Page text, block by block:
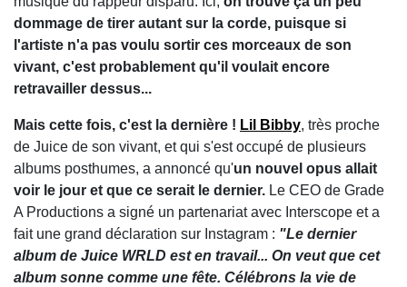
dommage de tirer autant sur la corde, puisque si
l'artiste n'a pas voulu sortir ces morceaux de son
vivant, c'est probablement qu'il voulait encore
retravailler dessus...
Mais cette fois, c'est la dernière ! Lil Bibby, très proche
de Juice de son vivant, et qui s'est occupé de plusieurs
albums posthumes, a annoncé qu'un nouvel opus allait
voir le jour et que ce serait le dernier. Le CEO de Grade
A Productions a signé un partenariat avec Interscope et a
fait une grand déclaration sur Instagram : "Le dernier
album de Juice WRLD est en travail... On veut que cet
album sonne comme une fête. Célébrons la vie de